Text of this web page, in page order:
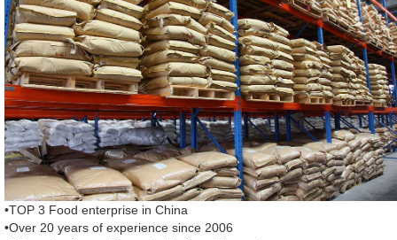
•TOP 3 Food enterprise in China
•Over 20 years of experience since 2006